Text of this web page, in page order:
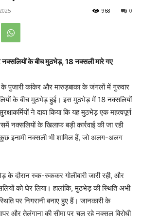
0
968
नक्सलियों के बीच मुठभेड़, 18 नक्सली मारे गए
पुजारी कांकेर और मारुड़बाका के जंगलों में गुरुवार
के बीच मुठभेड़ हुई। इस मुठभेड़ में 18 नक्सलियों
ने दावा किया कि यह मुठभेड़ एक महत्वपूर्ण
नक्सलियों के खिलाफ बड़ी कार्रवाई की जा रही
इनामी नक्सली भी शामिल हैं, जो अलग-अलग
के दौरान रुक-रुककर गोलीबारी जारी रही, और
को घेर लिया। हालांकि, मुठभेड़ की स्थिति अभी
पर निगरानी बनाए हुए हैं। जानकारी के
और तेलंगाना की सीमा पर चल रहे नक्सल विरोधी